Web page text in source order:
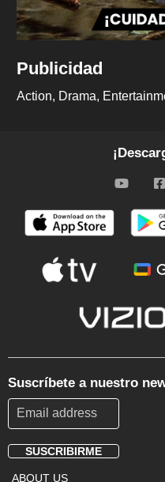
Publicidad
Action Drama
Suscríbete a nuestro
SUSCRIBIRME
ABOUT US